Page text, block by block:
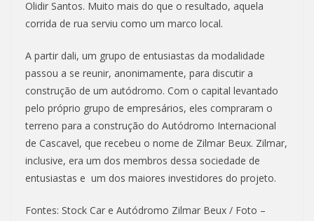
Olidir Santos. Muito mais do que o resultado, aquela
corrida de rua serviu como um marco local.
A partir dali, um grupo de entusiastas da modalidade
passou a se reunir, anonimamente, para discutir a
construção de um autódromo. Com o capital levantado
pelo próprio grupo de empresários, eles compraram o
terreno para a construção do Autódromo Internacional
de Cascavel, que recebeu o nome de Zilmar Beux. Zilmar,
inclusive, era um dos membros dessa sociedade de
entusiastas e um dos maiores investidores do projeto.
Fontes: Stock Car e Autódromo Zilmar Beux / Foto –